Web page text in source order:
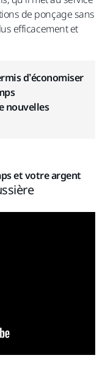
de ponçage sans
efficacement et
d’économiser
nouvelles
et votre argent